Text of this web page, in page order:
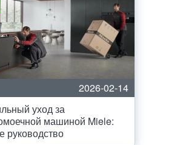
2026-02-14
уход за
машиной Miele:
руководство